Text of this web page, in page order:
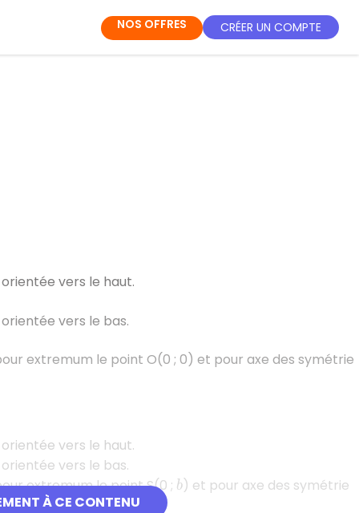
NOS OFFRES CRÉER UN COMPTE
À CE CONTENU
vers le haut.
vers le bas.
extremum le point O(0 ; 0) et pour axe des symétrie
vers le haut.
vers le bas.
extremum le point S(0 ; b) et pour axe des symétrie